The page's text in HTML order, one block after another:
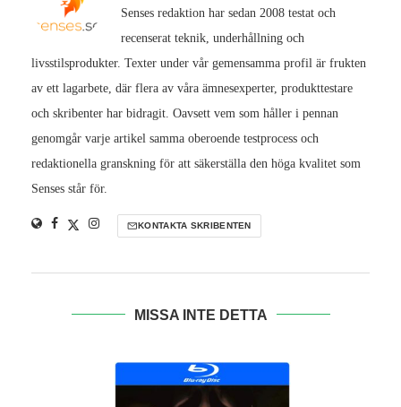
Senses redaktion har sedan 2008 testat och
recenserat teknik, underhållning och
livsstilsprodukter. Texter under vår gemensamma profil är frukten
av ett lagarbete, där flera av våra ämnesexperter, produkttestare
och skribenter har bidragit. Oavsett vem som håller i pennan
genomgår varje artikel samma oberoende testprocess och
redaktionella granskning för att säkerställa den höga kvalitet som
Senses står för.
KONTAKTA SKRIBENTEN
MISSA INTE DETTA